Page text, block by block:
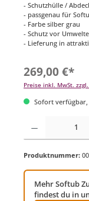
- Schutzhülle /
- passgenau für
- Farbe silber grau
- Schutz vor
- Lieferung in
269,00 €*
Preise inkl. MwSt.
Sofort verfügbar,
Produkt Anzahl: Gib
Produktnummer:
Mehr Softub
findest du in